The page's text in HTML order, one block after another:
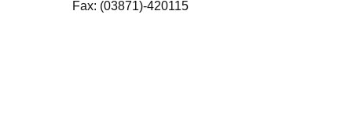
Fax: (03871)-420115